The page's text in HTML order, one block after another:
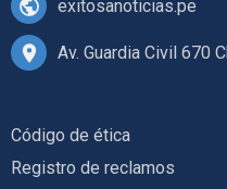
exitosanoticias.pe
Av. Guardia Civil 670
Código de ética
Registro de reclamos